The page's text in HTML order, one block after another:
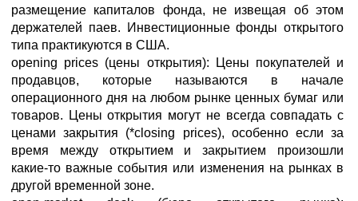
размещение капиталов фонда, не извещая об этом
держателей паев. Инвестиционные фонды открытого
типа практикуются в США.
opening prices (цены открытия): Цены покупателей и
продавцов, которые называются в начале
операционного дня на любом рынке ценных бумаг или
товаров. Цены открытия могут не всегда совпадать с
ценами закрытия (*closing prices), особенно если за
время между открытием и закрытием произошли
какие-то важные события или изменения на рынках в
другой временной зоне.